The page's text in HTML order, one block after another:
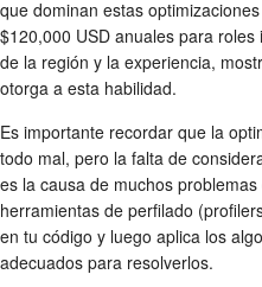
que dominan estas
$120,000 USD anuales para
de la región y la experiencia,
otorga a esta habilidad.
Es importante recordar que la
todo mal, pero la falta de
es la causa de muchos problemas
herramientas de perfilado
en tu código y luego aplica los
adecuados para resolverlos.